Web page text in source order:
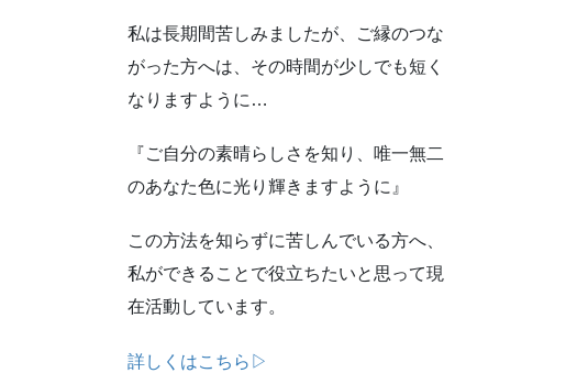
私は長期間苦しみましたが、ご縁のつな
がった方へは、その時間が少しでも短く
なりますように…
『ご自分の素晴らしさを知り、唯一無二
のあなた色に光り輝きますように』
この方法を知らずに苦しんでいる方へ、
私ができることで役立ちたいと思って現
在活動しています。
詳しくはこちら▷